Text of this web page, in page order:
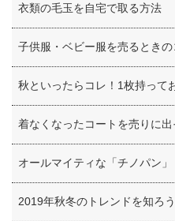
衣類の毛玉を自宅で取る方法
子供服・ベビー服を売るときの
秋といったらコレ！1枚持って
着なくなったコートを売りに出
オールマイティな「チノパン」
2019年秋冬のトレンドを知ろう